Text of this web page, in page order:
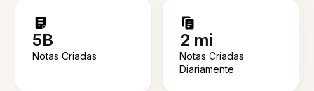
5B
Notas Criadas
2 mi
Notas Criadas
Diariamente